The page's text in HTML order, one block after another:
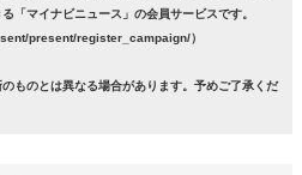
「マイナビニュース」の会員サービスです。
present/register_campaign/）
ものとは異なる場合があります。予めご了承くだ